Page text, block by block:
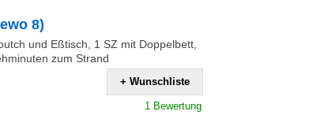
8)
und Eßtisch, 1 SZ mit Doppelbett,
zum Strand
+ Wunschliste
1 Bewertung